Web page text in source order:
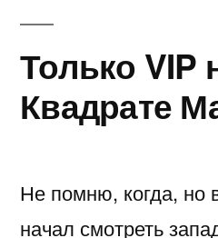
Только VIP
Квадрате
Не помню, когда, но
начал смотреть